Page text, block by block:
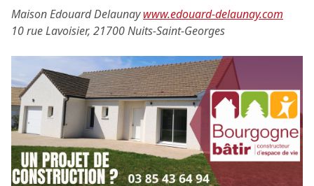
Maison Edouard Delaunaywww.edouard-delaunay.com
10 rue Lavoisier, 21700 Nuits-Saint-Georges